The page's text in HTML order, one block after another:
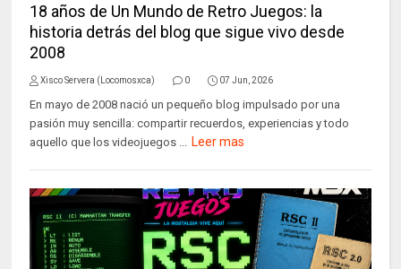
18 años de Un Mundo de Retro Juegos: la
historia detrás del blog que sigue vivo desde
2008
Xisco Servera (Locomosxca) 0 07 Jun, 2026
En mayo de 2008 nació un pequeño blog impulsado por una
pasión muy sencilla: compartir recuerdos, experiencias y todo
aquello que los videojuegos ...
Leer mas